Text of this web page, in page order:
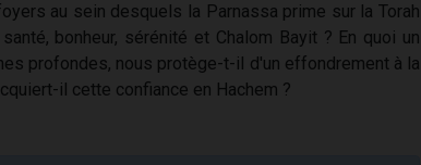
au sein desquels la Parnassa prime sur la Torah
bonheur, sérénité et Chalom Bayit ? En quoi un
profondes, nous protège-t-il d'un effondrement à la
il cette confiance en Hachem ?